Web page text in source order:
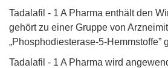
Tadalafil - 1 A Pharma enthält den
gehört zu einer Gruppe von
„Phosphodiesterase-5-Hemmstoffe”
Tadalafil - 1 A Pharma wird